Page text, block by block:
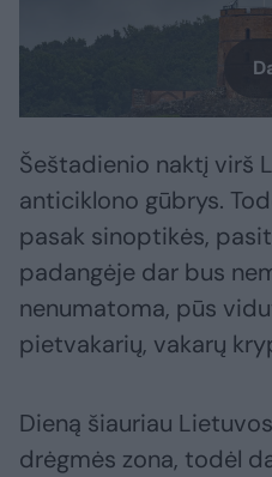
Šeštadienio naktį virš
anticiklono gūbrys.
pasak sinoptikės,
padangėje dar bus
nenumatoma, pūs
pietvakarių, vakarų
Dieną šiauriau
drėgmės zona, todėl